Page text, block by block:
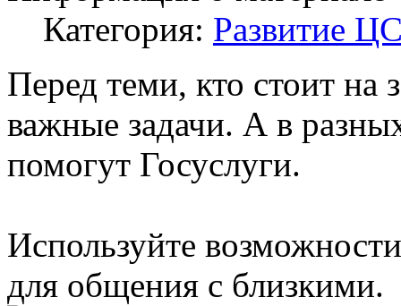
Категория: Развитие
Перед теми, кто стоит
важные задачи. А в
помогут Госуслуги.
Используйте
для общения с близкими.